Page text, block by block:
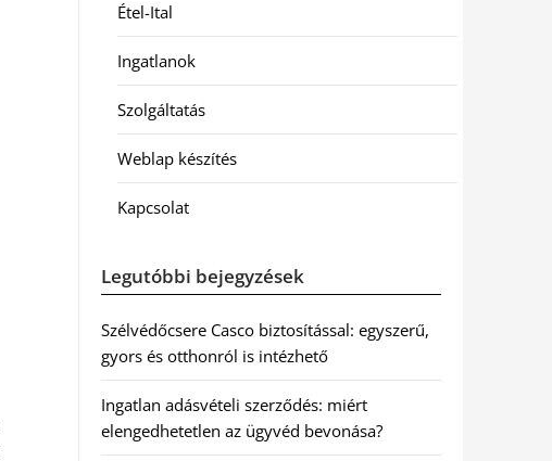
Étel-Ital
Ingatlanok
Szolgáltatás
Weblap készítés
Kapcsolat
Legutóbbi bejegyzések
Szélvédőcsere Casco biztosítással: egyszerű,
gyors és otthonról is intézhető
Ingatlan adásvételi szerződés: miért
elengedhetetlen az ügyvéd bevonása?